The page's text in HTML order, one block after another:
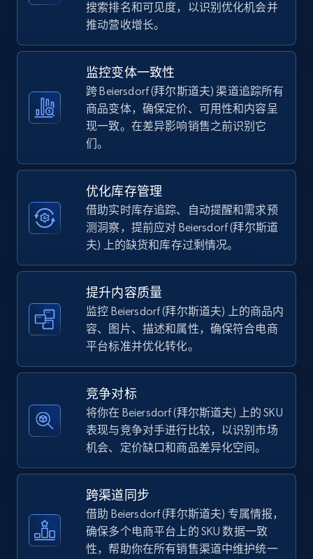
URL, Title, Available, Description, Currency, Initial
price, Final price, Discount percent, and more.
TikTok Shop - category
URL, Title, Available, Description, Currency, Initial
price, Final price, Discount percent, and more.
5.4K+ 667+ 立即开始
TikTok Shop - Collect TikTok shop products
by keywords search
URL, Title, Available, Description, Currency, Initial
price, Final price, Discount percent, and more.
5.4K+ 667+ 立即开始
TikTok Shop - discover records by shop url
URL, Title, Available, Description, Currency, Initial
price, Final price, Discount percent, and more.
667+ 立即开始
搜索排名和可见度，以识别优化机会并
推动营收增长。
监控变体一致性
跨 Beiersdorf (拜尔斯道夫) 渠道追踪所有
商品变体，确保定价、可用性和内容呈
现一致。在差异影响销售之前识别它
们。
优化库存管理
借助实时库存追踪、自动提醒和需求预
测洞察，提前应对 Beiersdorf (拜尔斯道
夫) 上的缺货和库存过剩情况。
提升内容质量
监控 Beiersdorf (拜尔斯道夫) 上的商品内
容、图片、描述和属性，确保符合电商
平台标准并优化转化。
竞争对标
将你在 Beiersdorf (拜尔斯道夫) 上的 SKU
表现与竞争对手进行比较，以识别市场
机会、定价缺口和商品差异化空间。
跨渠道同步
借助 Beiersdorf (拜尔斯道夫) 专属情报，
确保多个电商平台上的 SKU 数据一致
性，帮助你在所有销售渠道中维护统一